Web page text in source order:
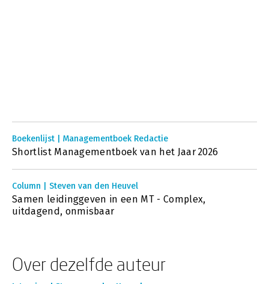
Boekenlijst | Managementboek Redactie
Shortlist Managementboek van het Jaar 2026
Column | Steven van den Heuvel
Samen leidinggeven in een MT - Complex,
uitdagend, onmisbaar
Over dezelfde auteur